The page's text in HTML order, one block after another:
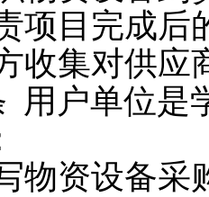
项目完成后
收集对供应
用户单位是
物资设备采